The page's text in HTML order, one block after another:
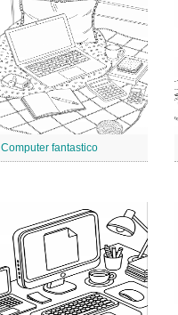
Computer fantastico